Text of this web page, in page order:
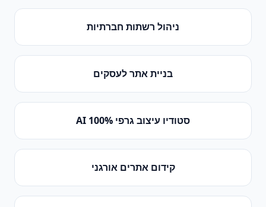
ניהול רשתות חברתיות
בניית אתר לעסקים
סטודיו עיצוב גרפי 100% AI
קידום אתרים אורגני